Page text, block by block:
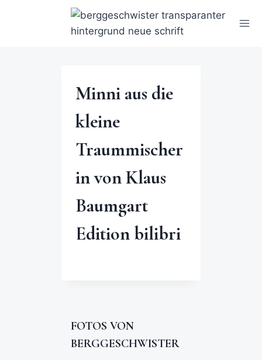
Minni aus die
kleine
Traummischer
in von Klaus
Baumgart
Edition bilibri
FOTOS VON
BERGGESCHWISTER